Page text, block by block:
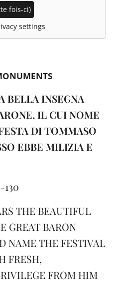
fois-ci)
settings
BELLA INSEGNA
IL CUI NOME
DI TOMMASO
EBBE MILIZIA E
130
THE BEAUTIFUL
GREAT BARON
NAME THE FESTIVAL
FRESH,
FROM HIM